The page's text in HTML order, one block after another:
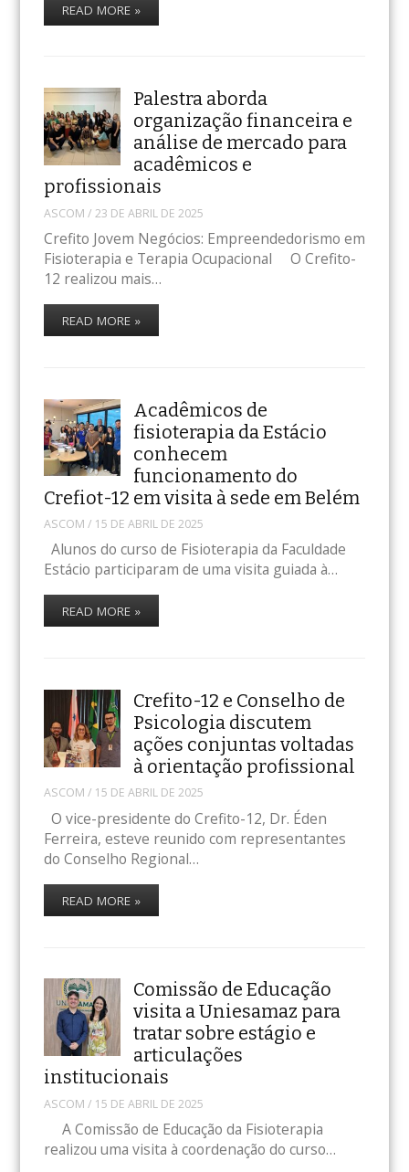
READ MORE »
Palestra aborda
organização financeira e
análise de mercado para
acadêmicos e
profissionais
ASCOM / 23 DE ABRIL DE 2025
Crefito Jovem Negócios: Empreendedorismo em
Fisioterapia e Terapia Ocupacional O Crefito-
12 realizou mais…
READ MORE »
Acadêmicos de
fisioterapia da Estácio
conhecem
funcionamento do
Crefiot-12 em visita à sede em Belém
ASCOM / 15 DE ABRIL DE 2025
Alunos do curso de Fisioterapia da Faculdade
Estácio participaram de uma visita guiada à…
READ MORE »
Crefito-12 e Conselho de
Psicologia discutem
ações conjuntas voltadas
à orientação profissional
ASCOM / 15 DE ABRIL DE 2025
O vice-presidente do Crefito-12, Dr. Éden
Ferreira, esteve reunido com representantes
do Conselho Regional…
READ MORE »
Comissão de Educação
visita a Uniesamaz para
tratar sobre estágio e
articulações
institucionais
ASCOM / 15 DE ABRIL DE 2025
A Comissão de Educação da Fisioterapia
realizou uma visita à coordenação do curso…